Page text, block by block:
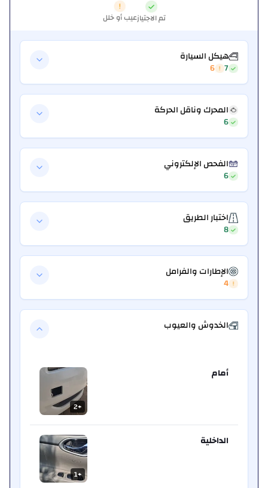
تم الاجتيازعيب أو خلل
هيكل السيارة
7
6
المحرك وناقل الحركة
6
الفحص الإلكتروني
6
اختبار الطريق
8
الإطارات والفرامل
4
الخدوش والعيوب
أمام
+
2
الداخلية
+
1